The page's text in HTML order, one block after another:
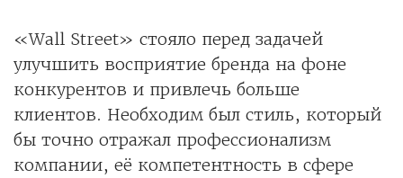
«Wall Street» стояло перед задачей
улучшить восприятие бренда на фоне
конкурентов и привлечь больше
клиентов. Необходим был стиль, который
бы точно отражал профессионализм
компании, её компетентность в сфере